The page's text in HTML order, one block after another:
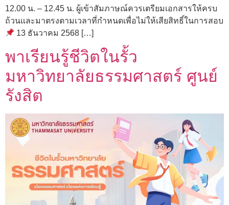
12.00 น. – 12.45 น. ผู้เข้าสัมภาษณ์ควรเตรียมเอกสารให้ครบ
ถ้วนและมาตรงตามเวลาที่กำหนดเพื่อไม่ให้เสียสิทธิ์ในการสอบ
13 ธันวาคม 2568 […]
พาเรียนรู้ชีวิตในรั้ว
มหาวิทยาลัยธรรมศาสตร์ ศูนย์
รังสิต